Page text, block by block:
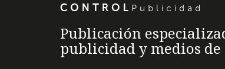
Publicación
publicidad y medios